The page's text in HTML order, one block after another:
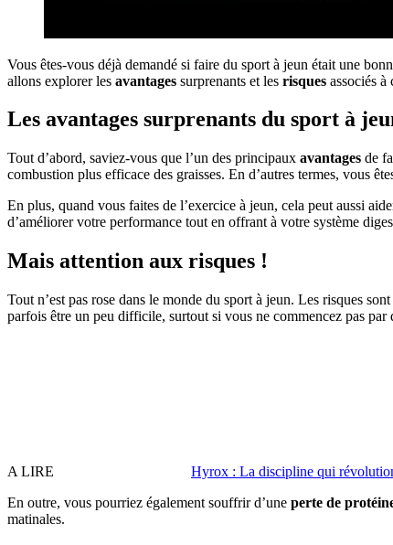
Vous êtes-vous déjà demandé si faire du sport à jeun était une
allons explorer les avantages surprenants et les risques associés à
Les avantages surprenants du sport à
Tout d’abord, saviez-vous que l’un des principaux avantages de
combustion plus efficace des graisses. En d’autres termes, vous
En plus, quand vous faites de l’exercice à jeun, cela peut aussi
d’améliorer votre performance tout en offrant à votre système
Mais attention aux risques !
Tout n’est pas rose dans le monde du sport à jeun. Les risques
parfois être un peu difficile, surtout si vous ne commencez pas par
A LIRE
Hyrox : La discipline qui
En outre, vous pourriez également souffrir d’une perte de
matinales.